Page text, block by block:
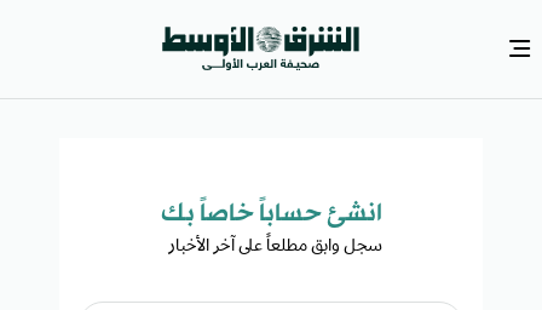
انشئ حساباً خاصاً بك​
سجل وابق مطلعاً على آخر الأخبار ​